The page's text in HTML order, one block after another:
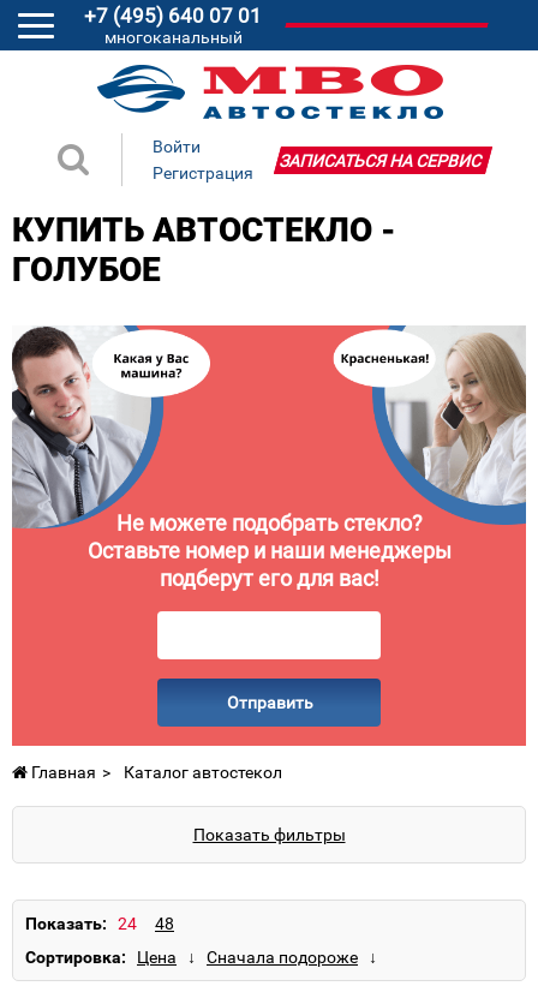
+7 (495) 640 07 01
многоканальный
Войти
Регистрация
ЗАПИСАТЬСЯ НА СЕРВИС
КУПИТЬ АВТОСТЕКЛО -
ГОЛУБОЕ
Не можете подобрать стекло?
Оставьте номер и наши менеджеры
подберут его для вас!
Отправить
Главная Каталог автостекол
Показать фильтры
Показать:
Сортировка: